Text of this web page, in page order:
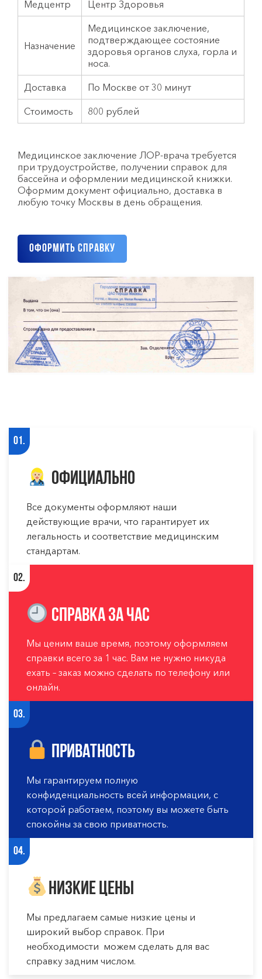
Медцентр Центр Здоровья
Назначение
Медицинское заключение,
подтверждающее состояние
здоровья органов слуха, горла и
носа.
Доставка По Москве от 30 минут
Стоимость 800 рублей
Медицинское заключение ЛОР-врача требуется
при трудоустройстве, получении справок для
бассейна и оформлении медицинской книжки.
Оформим документ официально, доставка в
любую точку Москвы в день обращения.
Оформить справку
01.
Официально
Все документы оформляют наши
действующие врачи, что гарантирует их
легальность и соответствие медицинским
стандартам.
02.
Справка за час
Мы ценим ваше время, поэтому оформляем
справки всего за 1 час. Вам не нужно никуда
ехать – заказ можно сделать по телефону или
онлайн.
03.
Приватность
Мы гарантируем полную
конфиденциальность всей информации, с
которой работаем, поэтому вы можете быть
спокойны за свою приватность.
04.
Низкие цены
Мы предлагаем самые низкие цены и
широкий выбор справок. При
необходимости можем сделать для вас
справку задним числом.